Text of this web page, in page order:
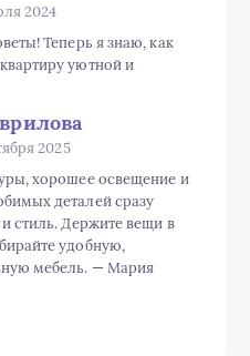
2024
Теперь я знаю, как
уютной и
2025
хорошее освещение и
деталей сразу
стиль. Держите вещи в
удобную,
мебель. — Мария